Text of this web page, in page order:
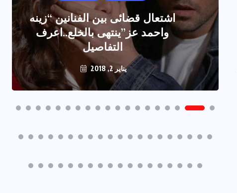
اشتعال قضائى بين الفنانين “زينه
واحمد عز”ينتهى بالخلع..اعرف
التفاصيل
يناير 2, 2018